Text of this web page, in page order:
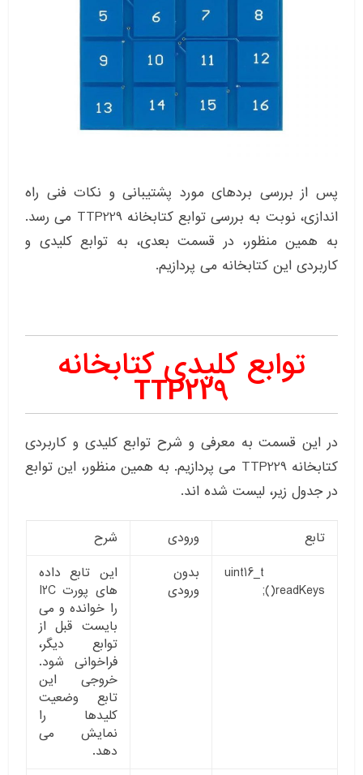
پس از بررسی بردهای مورد پشتیبانی و نکات فنی راه
اندازی، نوبت به بررسی توابع کتابخانه TTP229 می رسد.
به همین منظور، در قسمت بعدی، به توابع کلیدی و
کاربردی این کتابخانه می پردازیم.
توابع کلیدی کتابخانه
TTP229
در این قسمت به معرفی و شرح توابع کلیدی و کاربردی
کتابخانه TTP229 می پردازیم. به همین منظور، این توابع
در جدول زیر، لیست شده اند.
تابع ورودی
شرح
uint16_t
readKeys();
بدون
ورودی
این تابع داده
های پورت I2C
را خوانده و می
بایست قبل از
توابع دیگر،
فراخوانی شود.
خروجی این
تابع وضعیت
کلیدها را
نمایش می
دهد.